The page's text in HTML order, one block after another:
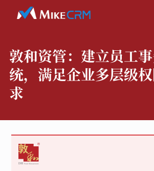
敦和资管： 建立员工
统，满足企业多层级
求